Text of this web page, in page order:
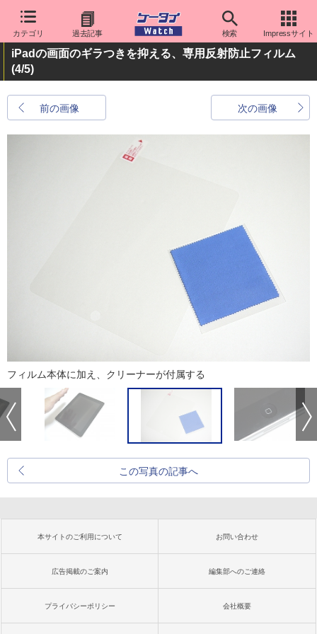
カテゴリ 過去記事 検索 Impressサイト
iPadの画面のギラつきを抑える、専用反射防止フィルム
(4/5)
前の画像 次の画像
フィルム本体に加え、クリーナーが付属する
この写真の記事へ
本サイトのご利用について お問い合わせ
広告掲載のご案内 編集部へのご連絡
プライバシーポリシー 会社概要